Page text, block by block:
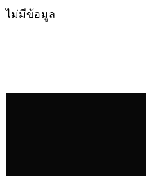
ไม่มีข้อมูล